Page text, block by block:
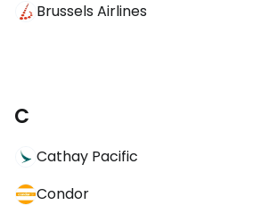
Brussels Airlines
C
Cathay Pacific
Condor